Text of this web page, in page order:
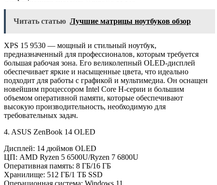
Читать статью Лучшие матрицы ноутбуков обзор
XPS 15 9530 — мощный и стильный ноутбук,
предназначенный для профессионалов, которым требуется
большая рабочая зона. Его великолепный OLED-дисплей
обеспечивает яркие и насыщенные цвета, что идеально
подходит для работы с графикой и мультимедиа. Он оснащен
новейшим процессором Intel Core H-серии и большим
объемом оперативной памяти, которые обеспечивают
высокую производительность, необходимую для
требовательных задач.
4. ASUS ZenBook 14 OLED
Дисплей: 14 дюймов OLED
ЦП: AMD Ryzen 5 6500U/Ryzen 7 6800U
Оперативная память: 8 ГБ/16 ГБ
Хранилище: 512 ГБ/1 ТБ SSD
Операционная система: Windows 11